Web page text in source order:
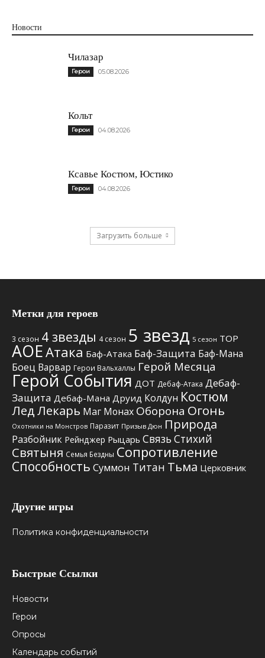
Новости
Чилазар
Герои 05.08.2026
Кольт
Герои 04.08.2026
Ксавье Костюм, Юстико
Герои 04.08.2026
Загрузить больше
Метки для героев
3 сезон 4 звезды 4 сезон 5 звезд 5 сезон TOP
АОЕАтака Баф-Атака Баф-Защита Баф-Мана
Боец Варвар Герои Вальхаллы Герой Месяца
Герой События ДОТ Дебаф-Атака Дебаф-
Защита Дебаф-Мана Друид Колдун Костюм
ЛедЛекарь Маг Монах Оборона Огонь
Охотники на Монстров Паразит Призыв Дюн Природа
Разбойник Рейнджер Рыцарь Связь Стихий
Святыня Семья Бездны Сопротивление
Способность Суммон Титан Тьма Церковник
Другие игры
Политика конфиденциальности
Быстрые Ссылки
Новости
Герои
Опросы
Календарь событий